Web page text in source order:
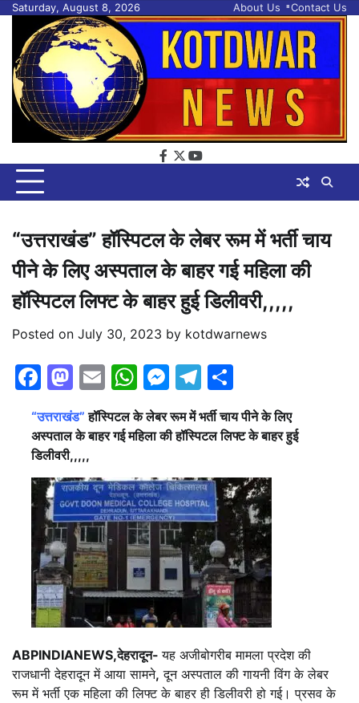
Skip
content
Saturday, August 8, 2026 About Us Contact Us
facebook
twitter
youtube
“उत्तराखंड” हॉस्पिटल के लेबर रूम में भर्ती चाय
पीने के लिए अस्पताल के बाहर गई महिला की
हॉस्पिटल लिफ्ट के बाहर हुई डिलीवरी,,,,,
Posted on July 30, 2023 by kotdwarnews
Facebook
Mastodon
EmailWhatsApp
Messenger
Telegram
“उत्तराखंड” हॉस्पिटल के लेबर रूम में भर्ती चाय पीने के लिए
अस्पताल के बाहर गई महिला की हॉस्पिटल लिफ्ट के बाहर हुई
डिलीवरी,,,,,
ABPINDIANEWS,देहरादून-यह अजीबोगरीब मामला प्रदेश की
राजधानी देहरादून में आया सामने, दून अस्पताल की गायनी विंग के लेबर
रूम में भर्ती एक महिला की लिफ्ट के बाहर ही डिलीवरी हो गई। प्रसव के